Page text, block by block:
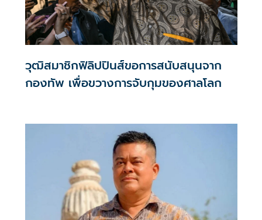
วุฒิสมาชิกฟิลิปปินส์ขอการสนับสนุนจาก
กองทัพ เพื่อขวางการจับกุมของศาลโลก